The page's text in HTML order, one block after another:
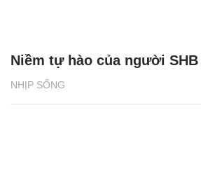
NHỊP SỐNG
Niềm tự hào của người SHB